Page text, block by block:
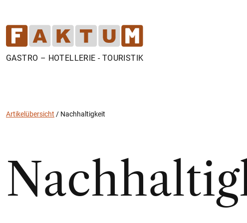
GASTRO – HOTELLERIE - TOURISTIK
Artikelübersicht / Nachhaltigkeit